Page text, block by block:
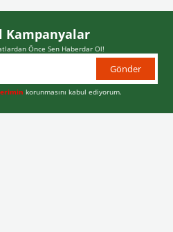
Kampanyalar
Önce Sen Haberdar Ol!
Gönder
korunmasını kabul ediyorum.